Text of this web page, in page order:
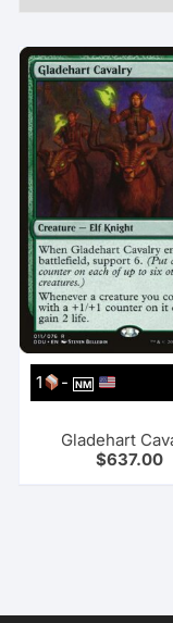
1 -NM
Gladehart
$637.00